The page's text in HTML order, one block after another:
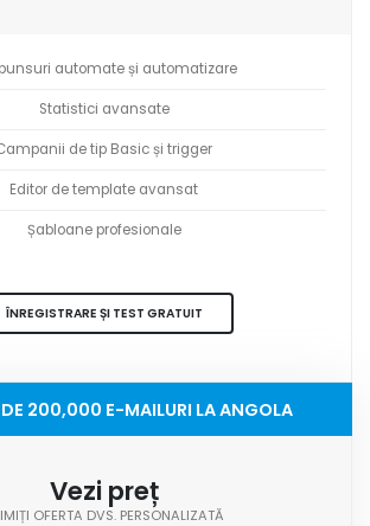
automate și automatizare
Statistici avansate
de tip Basic și trigger
Editor de template avansat
Șabloane profesionale
ÎNREGISTRARE ȘI TEST GRATUIT
200,000 E-MAILURI LA ANGOLA
Vezi preț
OFERTA DVS. PERSONALIZATĂ